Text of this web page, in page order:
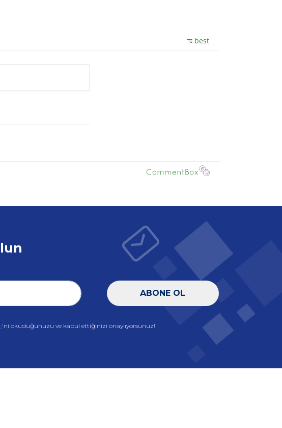
ABONE OL
'ni okuduğunuzu ve kabul ettiğinizi onaylıyorsunuz!